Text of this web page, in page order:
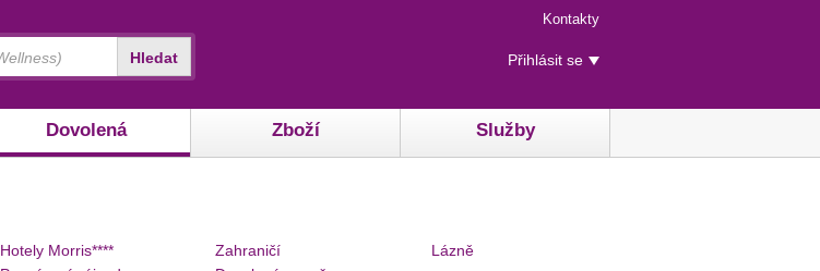
Menu
rychlého
přístupu
Kontakty
Uživatelské
menu
Přihlásit se
Dovolená Zboží Služby
Hledat
Hotely Morris****
Zahraničí
Lázně